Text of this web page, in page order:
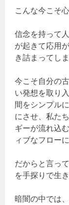
こんな今こそ
信念を持って
が起きて応用
き詰まってしま
今こそ自分の
い発想を取り
間をシンプル
にさせ、私た
ギーが流れ込
ィブなフロー
だからと言っ
を手探りで生
暗闇の中では